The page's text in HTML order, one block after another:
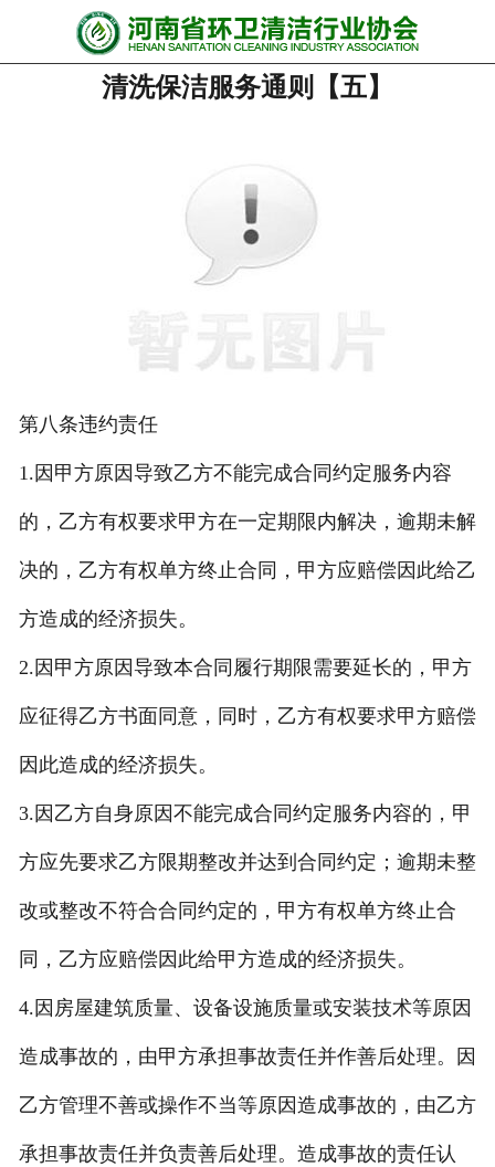
网站首页
协会动态
党政要闻
联系我们
清洗保洁服务通则【五】
第八条违约责任
1.因甲方原因导致乙方不能完成合同约定服务内容
的，乙方有权要求甲方在一定期限内解决，逾期未解
决的，乙方有权单方终止合同，甲方应赔偿因此给乙
方造成的经济损失。
2.因甲方原因导致本合同履行期限需要延长的，甲方
应征得乙方书面同意，同时，乙方有权要求甲方赔偿
因此造成的经济损失。
3.因乙方自身原因不能完成合同约定服务内容的，甲
方应先要求乙方限期整改并达到合同约定；逾期未整
改或整改不符合合同约定的，甲方有权单方终止合
同，乙方应赔偿因此给甲方造成的经济损失。
4.因房屋建筑质量、设备设施质量或安装技术等原因
造成事故的，由甲方承担事故责任并作善后处理。因
乙方管理不善或操作不当等原因造成事故的，由乙方
承担事故责任并负责善后处理。造成事故的责任认